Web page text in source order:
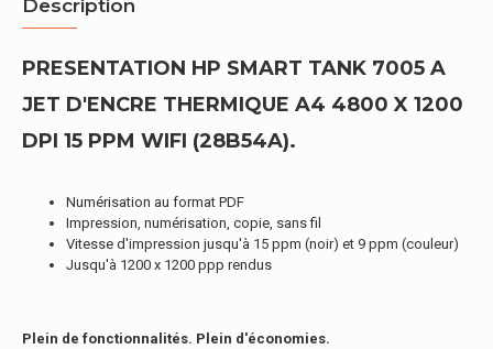
Description
PRESENTATION HP SMART TANK 7005 A
JET D'ENCRE THERMIQUE A4 4800 X 1200
DPI 15 PPM WIFI (28B54A).
Numérisation au format PDF
Impression, numérisation, copie, sans fil
Vitesse d'impression jusqu'à 15 ppm (noir) et 9 ppm (couleur)
Jusqu'à 1200 x 1200 ppp rendus
Plein de fonctionnalités. Plein d'économies.